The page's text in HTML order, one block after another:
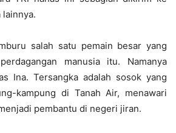
lainnya.
salah satu pemain besar yang
manusia itu. Namanya
Ina. Tersangka adalah sosok yang
kampung di Tanah Air, menawari
pembantu di negeri jiran.